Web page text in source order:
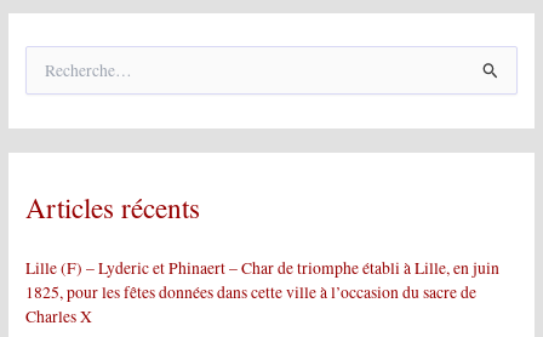
h
e
c
r
:
Articles récents
Lille (F) – Lyderic et Phinaert – Char de triomphe établi à Lille, en juin
1825, pour les fêtes données dans cette ville à l’occasion du sacre de
Charles X